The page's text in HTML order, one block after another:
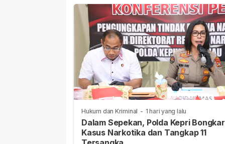
Hukum dan Kriminal - 1 hari yang lalu
Dalam Sepekan, Polda Kepri
Kasus Narkotika dan Tangkap 11